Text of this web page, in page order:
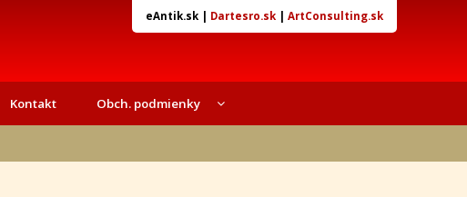
eAntik.sk| Dartesro.sk| ArtConsulting.sk
Kontakt Obch. podmienky